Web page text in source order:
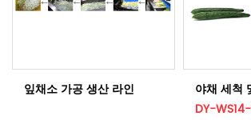
잎채소 가공 생산 라인
야채 세척
DY-